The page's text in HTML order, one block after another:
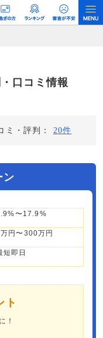
デルです。 ただし、特定の
／ユーザーへの口コミ収集な
す。口コミ情報
ミ・評判： 20件
ン
〜17.9%
円〜300万円
短即日
ト
！